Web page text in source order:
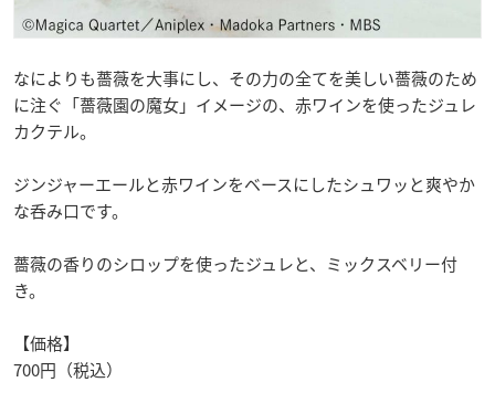
なによりも薔薇を大事にし、その力の全てを美しい薔薇のため
に注ぐ「薔薇園の魔女」イメージの、赤ワインを使ったジュレ
カクテル。
ジンジャーエールと赤ワインをベースにしたシュワッと爽やか
な呑み口です。
薔薇の香りのシロップを使ったジュレと、ミックスベリー付
き。
【価格】
700円（税込）